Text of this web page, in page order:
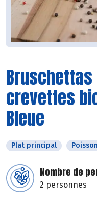
crevettes
Bleue
Plat principal Poisson
Nombre de
2 personnes